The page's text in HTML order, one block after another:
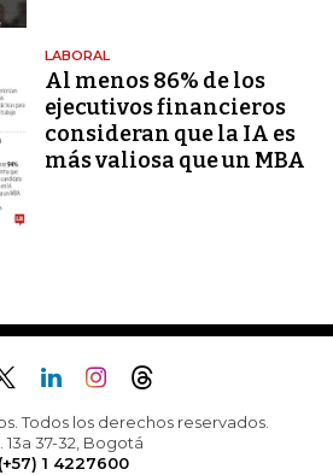
LABORAL
Al menos 86% de los
ejecutivos financieros
consideran que la IA es
más valiosa que un MBA
Todos los derechos reservados.
13a 37-32, Bogotá
(+57) 1 4227600